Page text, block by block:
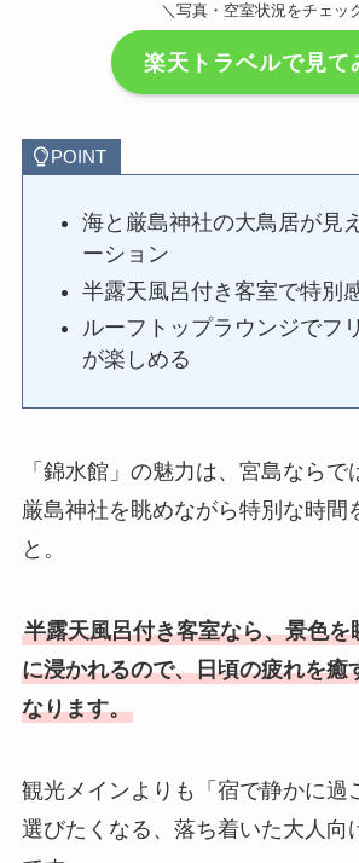
＼写真・空室状況をチェッ
楽天トラベルで見て
POINT
海と厳島神社の大鳥居が見
ーション
半露天風呂付き客室で特別
ルーフトップラウンジでフ
が楽しめる
「錦水館」の魅力は、宮島ならで
厳島神社を眺めながら特別な時間
と。
半露天風呂付き客室なら、景色を
に浸かれるので、日頃の疲れを癒
なります。
観光メインよりも「宿で静かに過
選びたくなる、落ち着いた大人向